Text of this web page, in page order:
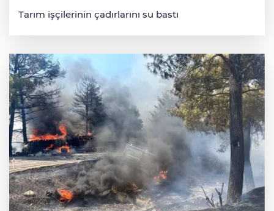
Tarım işçilerinin çadırlarını su bastı